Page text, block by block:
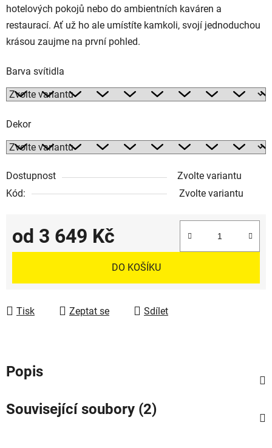
hotelových pokojů nebo do ambientních kaváren a
restaurací. Ať už ho ale umístíte kamkoli, svojí jednoduchou
krásou zaujme na první pohled.
Barva svítidla
Dekor
Dostupnost
Zvolte variantu
Kód:
Zvolte variantu
od 3 649 Kč
Měrná cena:
DO KOŠÍKU
Tisk Zeptat se Sdílet
Popis
Související soubory (2)